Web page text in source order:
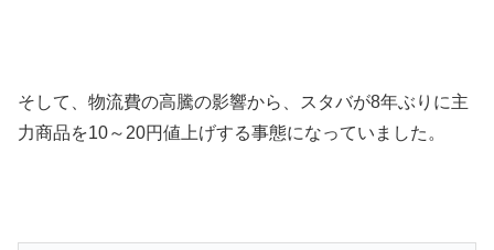
そして、物流費の高騰の影響から、
スタバが8年ぶりに主
力商品を10～20円値上げする事態になっていました。